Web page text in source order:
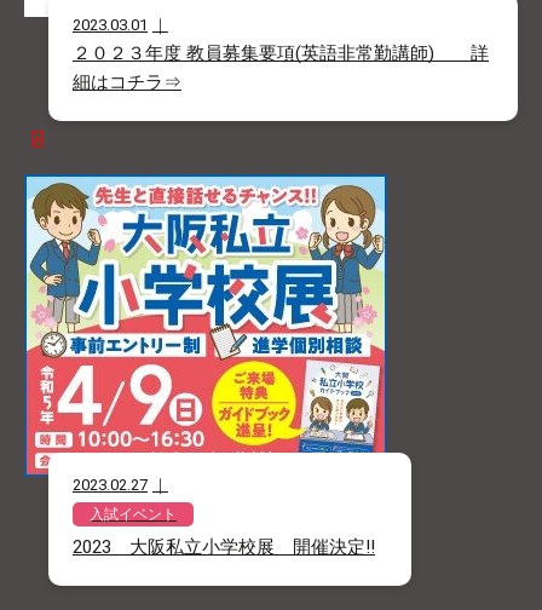
2023.03.01
２０２３年度 教員募集要項(英語非常勤講師) 詳
細はコチラ⇒
2023.02.27
入試イベント
2023 大阪私立小学校展 開催決定!!